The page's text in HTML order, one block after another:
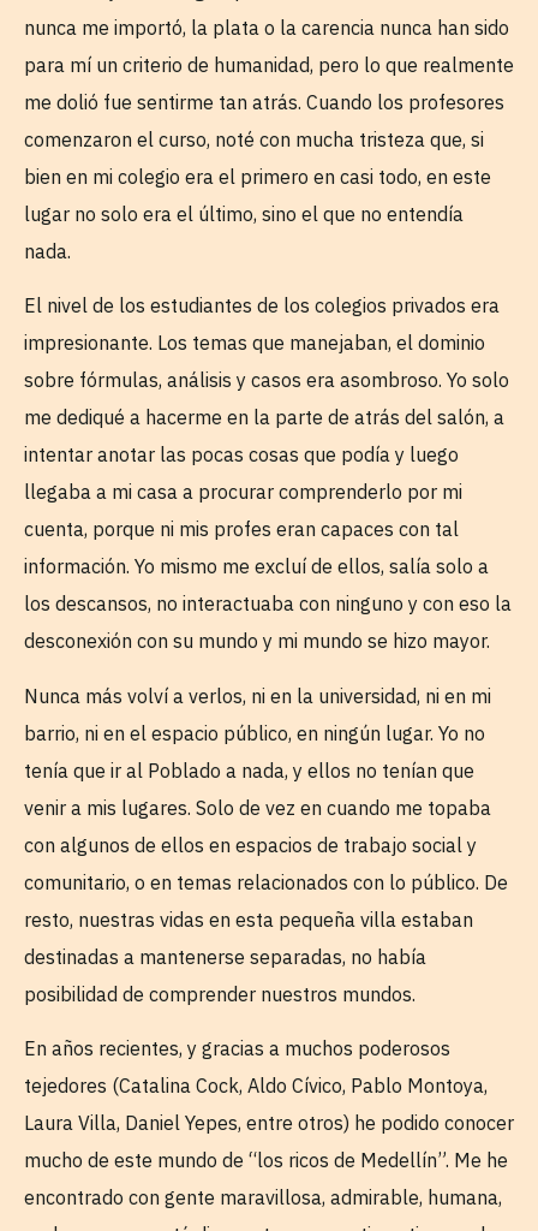
nunca me importó, la plata o la carencia nunca han sido
para mí un criterio de humanidad, pero lo que realmente
me dolió fue sentirme tan atrás. Cuando los profesores
comenzaron el curso, noté con mucha tristeza que, si
bien en mi colegio era el primero en casi todo, en este
lugar no solo era el último, sino el que no entendía
nada.
El nivel de los estudiantes de los colegios privados era
impresionante. Los temas que manejaban, el dominio
sobre fórmulas, análisis y casos era asombroso. Yo solo
me dediqué a hacerme en la parte de atrás del salón, a
intentar anotar las pocas cosas que podía y luego
llegaba a mi casa a procurar comprenderlo por mi
cuenta, porque ni mis profes eran capaces con tal
información. Yo mismo me excluí de ellos, salía solo a
los descansos, no interactuaba con ninguno y con eso la
desconexión con su mundo y mi mundo se hizo mayor.
Nunca más volví a verlos, ni en la universidad, ni en mi
barrio, ni en el espacio público, en ningún lugar. Yo no
tenía que ir al Poblado a nada, y ellos no tenían que
venir a mis lugares. Solo de vez en cuando me topaba
con algunos de ellos en espacios de trabajo social y
comunitario, o en temas relacionados con lo público. De
resto, nuestras vidas en esta pequeña villa estaban
destinadas a mantenerse separadas, no había
posibilidad de comprender nuestros mundos.
En años recientes, y gracias a muchos poderosos
tejedores (Catalina Cock, Aldo Cívico, Pablo Montoya,
Laura Villa, Daniel Yepes, entre otros) he podido conocer
mucho de este mundo de “los ricos de Medellín”. Me he
encontrado con gente maravillosa, admirable, humana,